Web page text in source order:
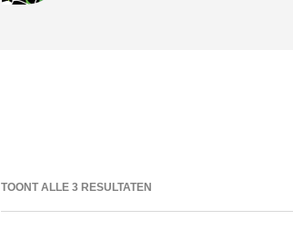
TOONT ALLE 3 RESULTATEN